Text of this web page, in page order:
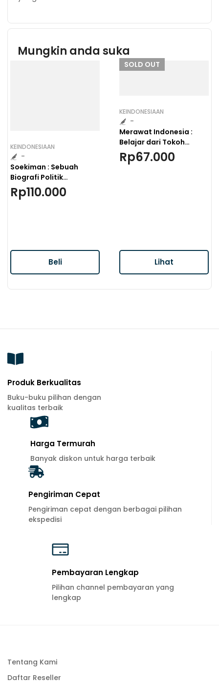
Mungkin anda suka
KEINDONESIAAN
-
Soekiman : Sebuah
Biografi Politik
Pemimpin Pertama
Partai Masyumi dan
Rp110.000
Beli
SOLD OUT
KEINDONESIAAN
-
Merawat Indonesia :
Belajar dari Tokoh
Peristiwa
Rp67.000
Lihat
Produk Berkualitas
Buku-buku pilihan dengan
kualitas terbaik
Harga Termurah
Banyak diskon untuk harga terbaik
Pengiriman Cepat
Pengiriman cepat dengan berbagai pilihan
ekspedisi
Pembayaran Lengkap
Pilihan channel pembayaran yang
lengkap
Tentang Kami
Daftar Reseller